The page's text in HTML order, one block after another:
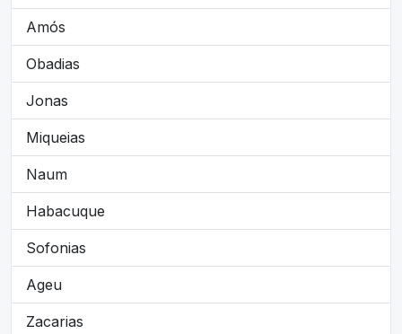
Amós
Obadias
Jonas
Miqueias
Naum
Habacuque
Sofonias
Ageu
Zacarias